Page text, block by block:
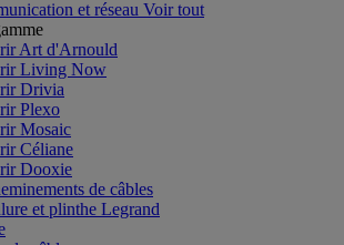
et réseau Voir tout
Art d'Arnould
Living Now
Drivia
Plexo
Mosaic
Céliane
Dooxie
de câbles
et plinthe Legrand